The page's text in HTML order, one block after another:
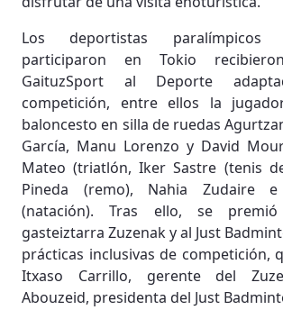
Los deportistas paralímpicos
participaron en Tokio
GaituzSport al Deporte
competición, entre ellos la
baloncesto en silla de ruedas
García, Manu Lorenzo y David
Mateo (triatlón, Iker Sastre (tenis
Pineda (remo), Nahia Zudaire
(natación). Tras ello, se
gasteiztarra Zuzenak y al Just
prácticas inclusivas de competición,
Itxaso Carrillo, gerente del
Abouzeid, presidenta del Just